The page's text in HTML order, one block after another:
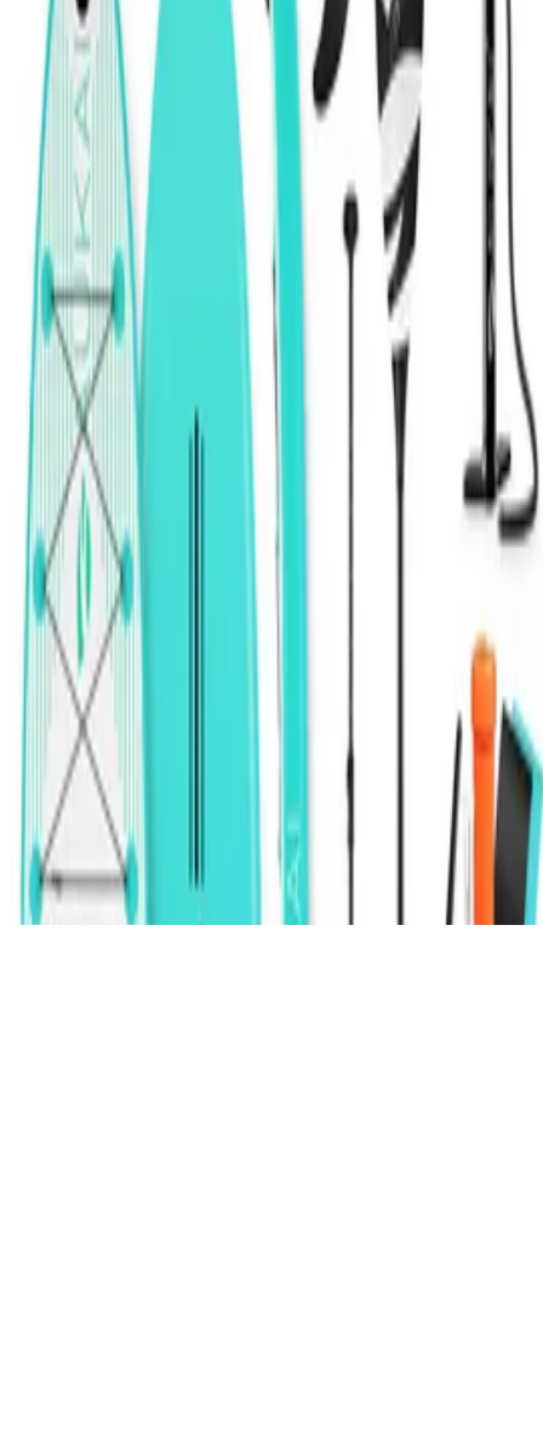
Unternehmen
Über uns
Testlabor
Karriere
Services
Datenschutz
Impressum
Privatsphäre
Partner
Shop anmelden
Shop Login
Folge uns
Deutschlands großes Verbraucherportal mit Testberichten und
integriertem Preisvergleich
Alle Preise inkl. der jeweils geltenden gesetzlichen MwSt., ggf.
zzgl. Versandkosten. Alle Angaben ohne Gewähr.
Testsieger.de
Frage stellen